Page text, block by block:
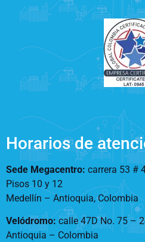
Horarios de
Sede Megacentro: carrera 53 #
Pisos 10 y 12
Medellín – Antioquia, Colombia
Velódromo: calle 47D No. 75 –
Antioquia – Colombia